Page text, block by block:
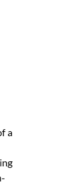
a